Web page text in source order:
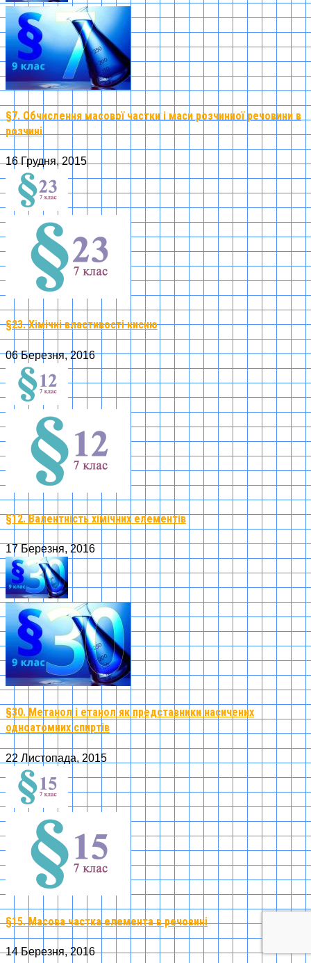
§7. Обчислення масової частки і маси розчинної речовини в
розчині
16 Грудня, 2015
§23. Хімічні властивості кисню
06 Березня, 2016
§12. Валентність хімічних елементів
17 Березня, 2016
§30. Метанол і етанол як представники насичених
одноатомних спиртів
22 Листопада, 2015
§15. Масова частка елемента в речовині
14 Березня, 2016